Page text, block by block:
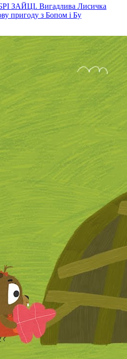
ЗАЙЦІ. Вигадлива Лисичка
пригоду з Бопом і Бу